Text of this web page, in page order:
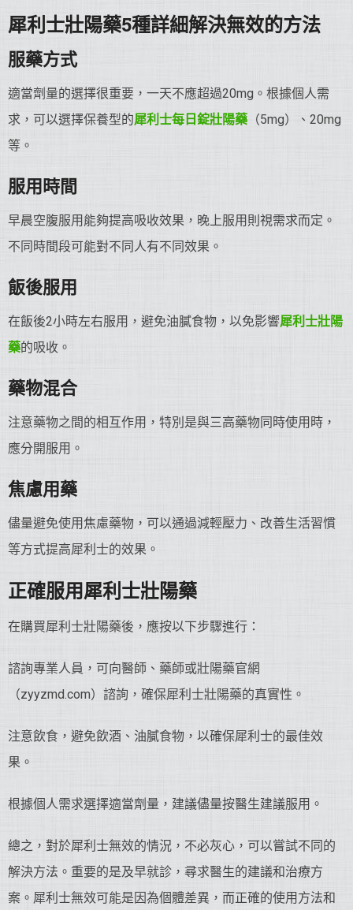
犀利士壯陽藥5種詳細解決無效的方法
服藥方式
適當劑量的選擇很重要，一天不應超過20mg。根據個人需
求，可以選擇保養型的犀利士每日錠壯陽藥 （5mg）、20mg
等。
服用時間
早晨空腹服用能夠提高吸收效果，晚上服用則視需求而定。
不同時間段可能對不同人有不同效果。
飯後服用
在飯後2小時左右服用，避免油膩食物，以免影響犀利士壯陽
藥的吸收。
藥物混合
注意藥物之間的相互作用，特別是與三高藥物同時使用時，
應分開服用。
焦慮用藥
儘量避免使用焦慮藥物，可以通過減輕壓力、改善生活習慣
等方式提高犀利士的效果。
正確服用犀利士壯陽藥
在購買犀利士壯陽藥後，應按以下步驟進行：
諮詢專業人員，可向醫師、藥師或壯陽藥官網
（zyyzmd.com）諮詢，確保犀利士壯陽藥的真實性。
注意飲食，避免飲酒、油膩食物，以確保犀利士的最佳效
果。
根據個人需求選擇適當劑量，建議儘量按醫生建議服用。
總之，對於犀利士無效的情況，不必灰心，可以嘗試不同的
解決方法。重要的是及早就診，尋求醫生的建議和治療方
案。犀利士無效可能是因為個體差異，而正確的使用方法和